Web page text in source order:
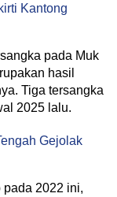
Kantong
pada Muk
hasil
Tiga tersangka
2025 lalu.
Gejolak
2022 ini,